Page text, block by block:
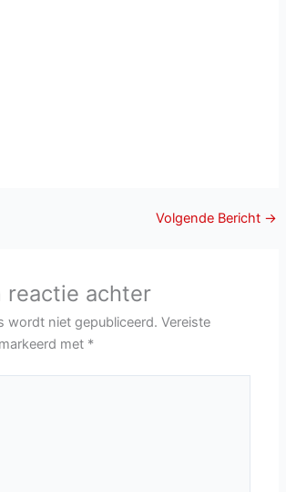
Volgende Bericht →
reactie achter
wordt niet gepubliceerd. Vereiste
met *